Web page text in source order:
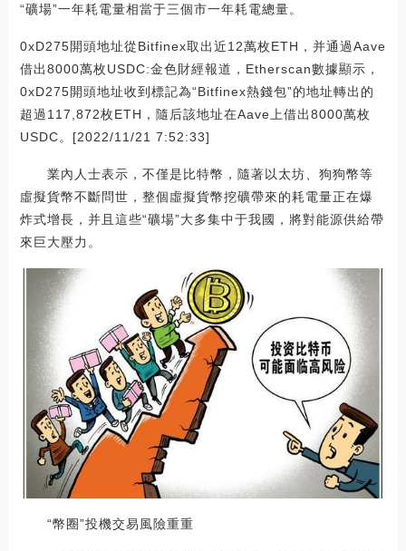
“礦場”一年耗電量相當于三個市一年耗電總量。
0xD275開頭地址從Bitfinex取出近12萬枚ETH，并通過Aave
借出8000萬枚USDC:金色財經報道，Etherscan數據顯示，
0xD275開頭地址收到標記為“Bitfinex熱錢包”的地址轉出的
超過117,872枚ETH，隨后該地址在Aave上借出8000萬枚
USDC。[2022/11/21 7:52:33]
業內人士表示，不僅是比特幣，隨著以太坊、狗狗幣等
虛擬貨幣不斷問世，整個虛擬貨幣挖礦帶來的耗電量正在爆
炸式增長，并且這些“礦場”大多集中于我國，將對能源供給帶
來巨大壓力。
“幣圈”投機交易風險重重